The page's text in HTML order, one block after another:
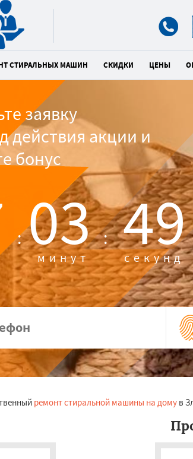
СТИРАЛЬНЫХ МАШИН СКИДКИ ЦЕНЫ
заявку
действия акции и
бонус
: 03 :
минут 47
секунд
ремонт стиральной машины на дому в